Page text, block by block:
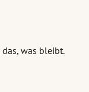
was bleibt.